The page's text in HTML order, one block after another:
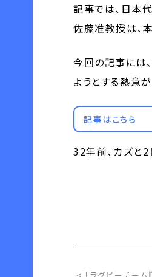
記事では、日本
佐藤准教授は、
今回の記事には
ようとする熱意
記事はこちら
32年前、カズと